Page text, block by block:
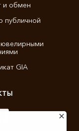
и обмен
публичной
GIA